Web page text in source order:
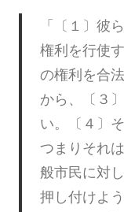
「〔１〕彼
権利を行使
の権利を合
から、〔３
い。〔４〕
つまりそれ
般市民に対
押し付けよ